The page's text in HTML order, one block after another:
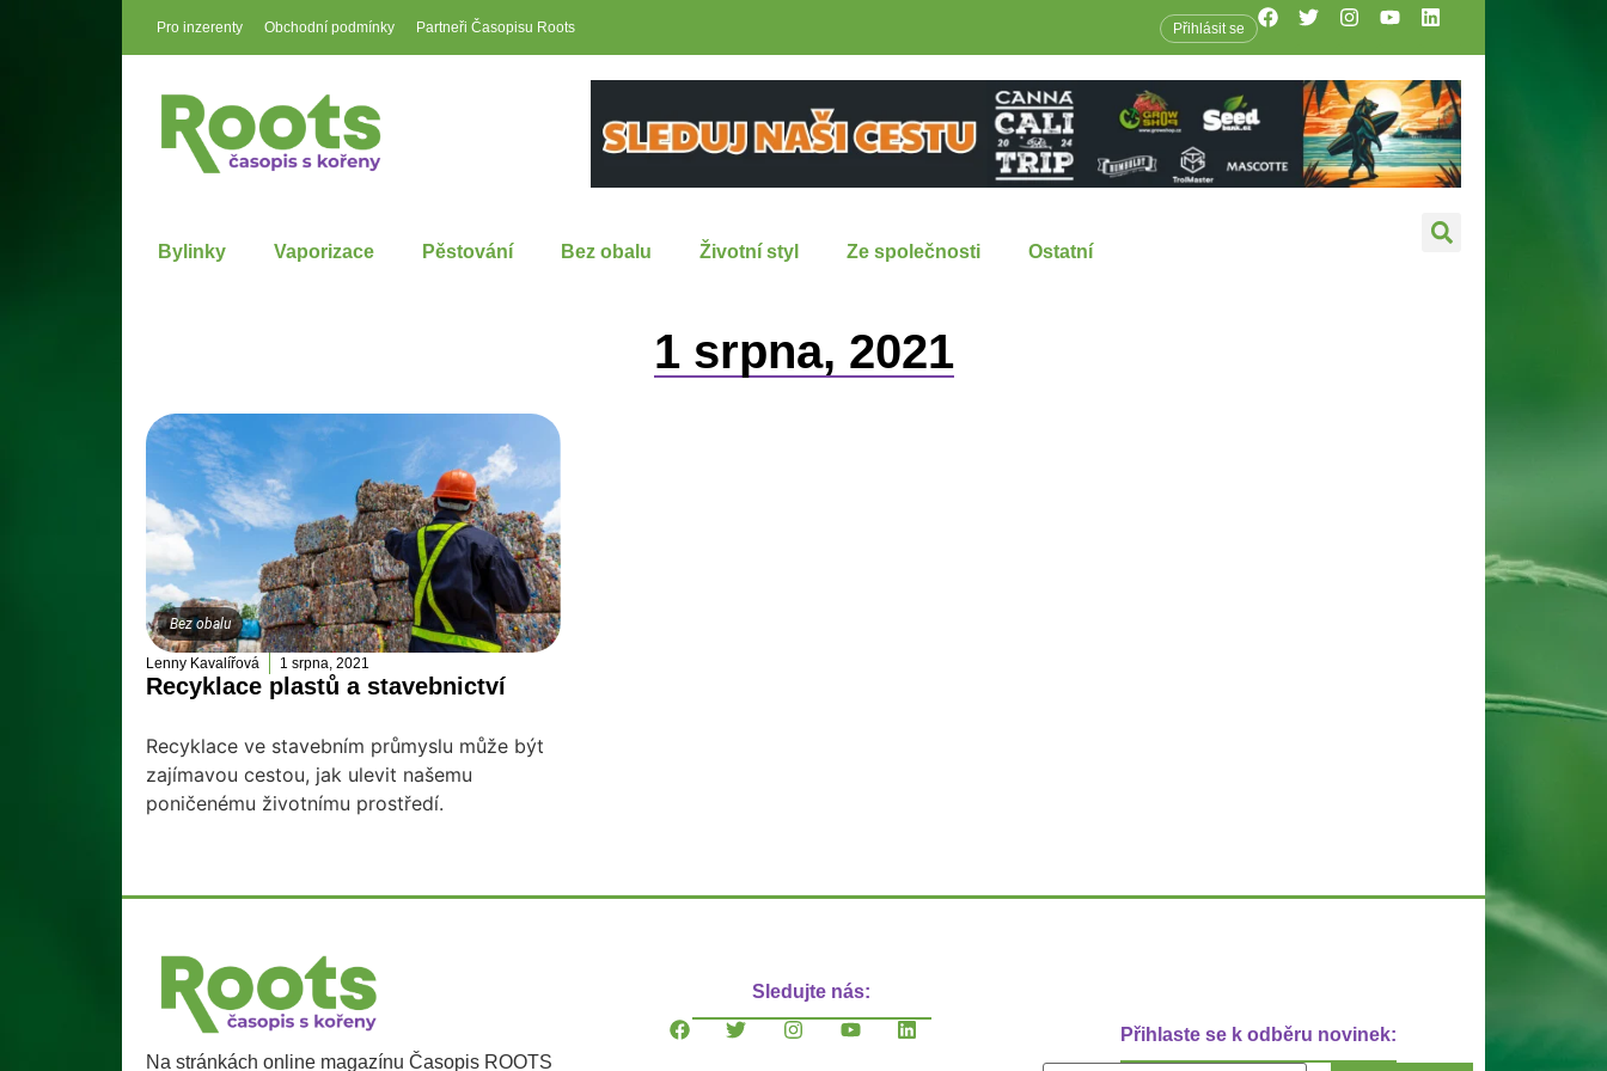
Pro inzerenty Obchodní podmínky Partneři Časopisu Roots Přihlásit se
Bylinky Vaporizace Pěstování Bez obalu Životní styl Ze společnosti Ostatní
1 srpna, 2021
Bez obalu
Lenny Kavalířová 1 srpna, 2021
Recyklace plastů a stavebnictví
Recyklace ve stavebním průmyslu může být
zajímavou cestou, jak ulevit našemu
poničenému životnímu prostředí.
Na stránkách online magazínu Časopis ROOTS
Sledujte nás:
Přihlaste se k odběru novinek: